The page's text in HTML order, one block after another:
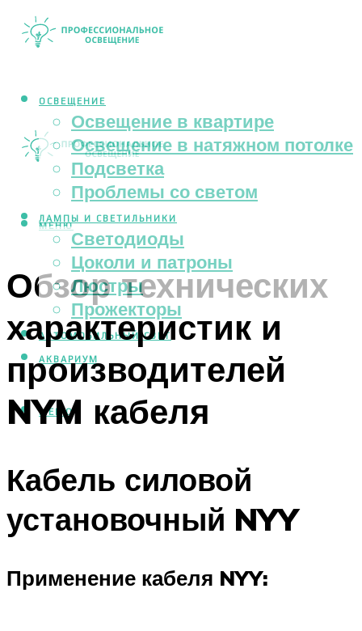
ОСВЕЩЕНИЕ
Освещение в квартире
Освещение в натяжном потолке
Подсветка
Проблемы со светом
ЛАМПЫ И СВЕТИЛЬНИКИ
Светодиоды
Цоколи и патроны
Люстры
Прожекторы
АВТОМОБИЛЬНЫЙ СВЕТ
АКВАРИУМ
МЕНЮ
МЕНЮ
Обзор технических
характеристик и
производителей
NYM кабеля
Кабель силовой
установочный NYY
Применение кабеля NYY: